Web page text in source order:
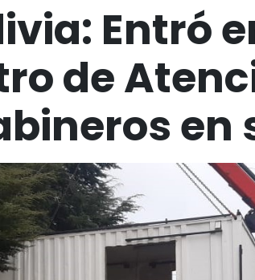
Entró
de
en